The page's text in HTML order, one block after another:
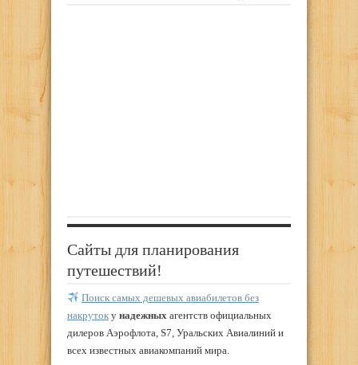
Сайты для планирования
путешествий!
Поиск самых дешевых авиабилетов без
накруток у надежных агентств официальных
дилеров Аэрофлота, S7, Уральских Авиалиний и
всех известных авиакомпаний мира.